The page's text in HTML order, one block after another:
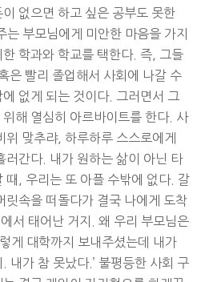
없으면 하고 싶은 공부도 못한
는 부모님에게 미안한 마음을 가지
학과와 학교를 택한다. 즉, 그들
은 빨리 졸업해서 사회에 나갈 수
없게 되는 것이다. 그러면서 그
해 열심히 아르바이트를 한다. 사
위 맞추랴, 하루하루 스스로에게
러간다. 내가 원하는 삶이 아닌 타
때, 우리는 또 아플 수밖에 없다. 갈
릿속을 떠돌다가 결국 나에게 도착
서 태어난 거지. 왜 우리 부모님은
게 대학까지 보내주셨는데 내가
내가 참 못났다.’ 불평등한 사회 구